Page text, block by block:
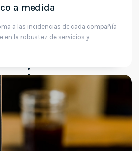
a medida
a las incidencias de cada compañía
en la robustez de servicios y